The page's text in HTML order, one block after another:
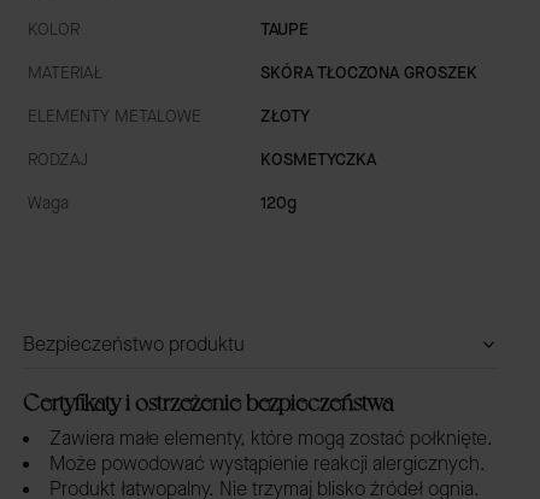
KOLOR
TAUPE
MATERIAŁ
SKÓRA TŁOCZONA GROSZEK
ELEMENTY METALOWE
ZŁOTY
RODZAJ
KOSMETYCZKA
Waga
120g
Bezpieczeństwo produktu
Certyfikaty i ostrzeżenie bezpieczeństwa
Zawiera małe elementy, które mogą zostać połknięte.
Może powodować wystąpienie reakcji alergicznych.
Produkt łatwopalny. Nie trzymaj blisko źródeł ognia.